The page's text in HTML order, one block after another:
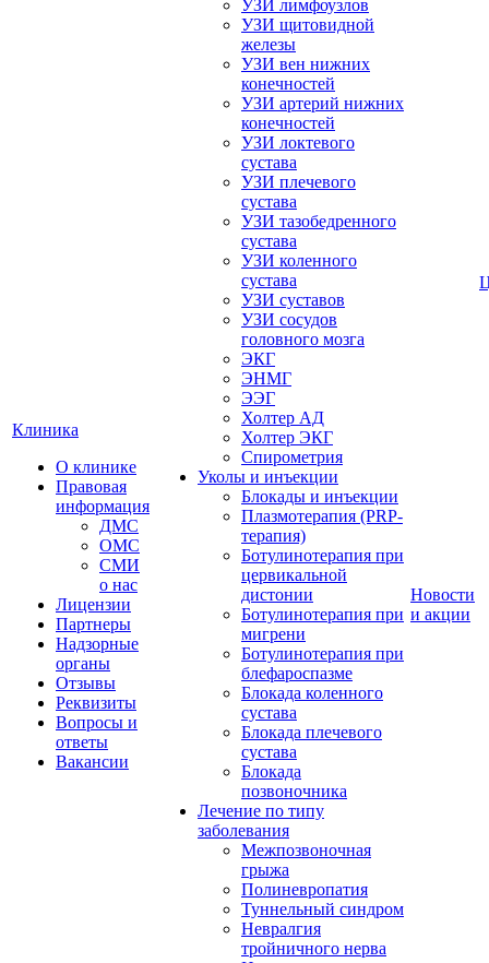
Клиника
О клинике
Правовая
информация
ДМС
ОМС
СМИ
о нас
Лицензии
Партнеры
Надзорные
органы
Отзывы
Реквизиты
Вопросы и
ответы
Вакансии
УЗИ лимфоузлов
УЗИ щитовидной
железы
УЗИ вен нижних
конечностей
УЗИ артерий нижних
конечностей
УЗИ локтевого
сустава
УЗИ плечевого
сустава
УЗИ тазобедренного
сустава
УЗИ коленного
сустава
УЗИ суставов
УЗИ сосудов
головного мозга
ЭКГ
ЭНМГ
ЭЭГ
Холтер АД
Холтер ЭКГ
Спирометрия
Уколы и инъекции
Блокады и инъекции
Плазмотерапия (PRP-
терапия)
Ботулинотерапия при
цервикальной
дистонии
Ботулинотерапия при
мигрени
Ботулинотерапия при
блефароспазме
Блокада коленного
сустава
Блокада плечевого
сустава
Блокада
позвоночника
Лечение по типу
заболевания
Межпозвоночная
грыжа
Полиневропатия
Туннельный синдром
Невралгия
тройничного нерва
Новости
и акции